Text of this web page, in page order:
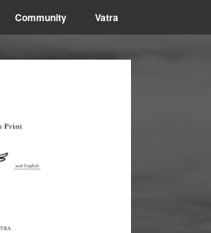
Community Vatra